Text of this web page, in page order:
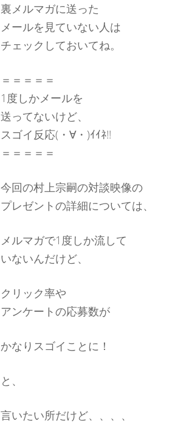
裏メルマガに送った
メールを見ていない人は
チェックしておいてね。
＝＝＝＝＝
1度しかメールを
送ってないけど、
スゴイ反応(・∀・)ｲｲﾈ!!
＝＝＝＝＝
今回の村上宗嗣の対談映像の
プレゼントの詳細については、
メルマガで1度しか流して
いないんだけど、
クリック率や
アンケートの応募数が
かなりスゴイことに！
と、
言いたい所だけど、、、、